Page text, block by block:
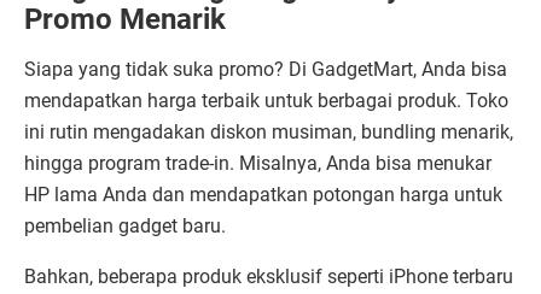
Promo Menarik
Siapa yang tidak suka promo? Di GadgetMart, Anda bisa
mendapatkan harga terbaik untuk berbagai produk. Toko
ini rutin mengadakan diskon musiman, bundling menarik,
hingga program trade-in. Misalnya, Anda bisa menukar
HP lama Anda dan mendapatkan potongan harga untuk
pembelian gadget baru.
Bahkan, beberapa produk eksklusif seperti iPhone terbaru